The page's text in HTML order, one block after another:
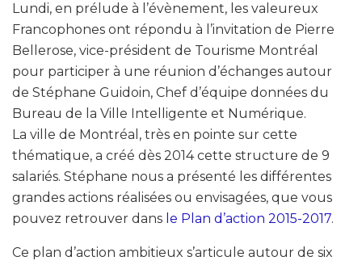
Lundi, en prélude à l’évènement, les valeureux
Francophones ont répondu à l’invitation de Pierre
Bellerose, vice-président de Tourisme Montréal
pour participer à une réunion d’échanges autour
de Stéphane Guidoin, Chef d’équipe données du
Bureau de la Ville Intelligente et Numérique.
La ville de Montréal, très en pointe sur cette
thématique, a créé dès 2014 cette structure de 9
salariés. Stéphane nous a présenté les différentes
grandes actions réalisées ou envisagées, que vous
pouvez retrouver dans le Plan d’action 2015-2017.
Ce plan d’action ambitieux s’articule autour de six